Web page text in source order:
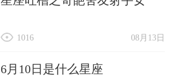
08月13日
1016
6月10日是什么星座